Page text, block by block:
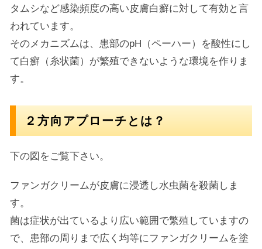
タムシなど感染頻度の高い皮膚白癬に対して有効と言
われています。
そのメカニズムは、患部のpH（ペーハー）を酸性にし
て白癬（糸状菌）が繁殖できないような環境を作りま
す。
２方向アプローチとは？
下の図をご覧下さい。
ファンガクリームが皮膚に浸透し水虫菌を殺菌しま
す。
菌は症状が出ているより広い範囲で繁殖していますの
で、患部の周りまで広く均等にファンガクリームを塗